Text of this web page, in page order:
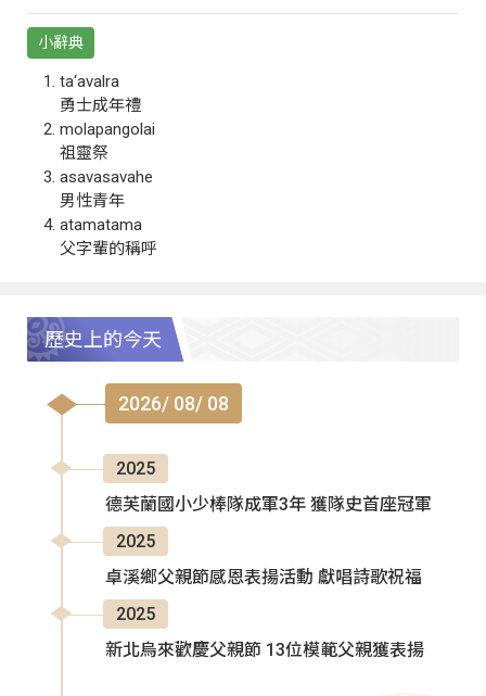
小辭典
ta‘avalra
勇士成年禮
molapangolai
祖靈祭
asavasavahe
男性青年
atamatama
父字輩的稱呼
歷史上的今天
2026/ 08/ 08
2025
德芙蘭國小少棒隊成軍3年 獲隊史首座冠軍
2025
卓溪鄉父親節感恩表揚活動 獻唱詩歌祝福
2025
新北烏來歡慶父親節 13位模範父親獲表揚